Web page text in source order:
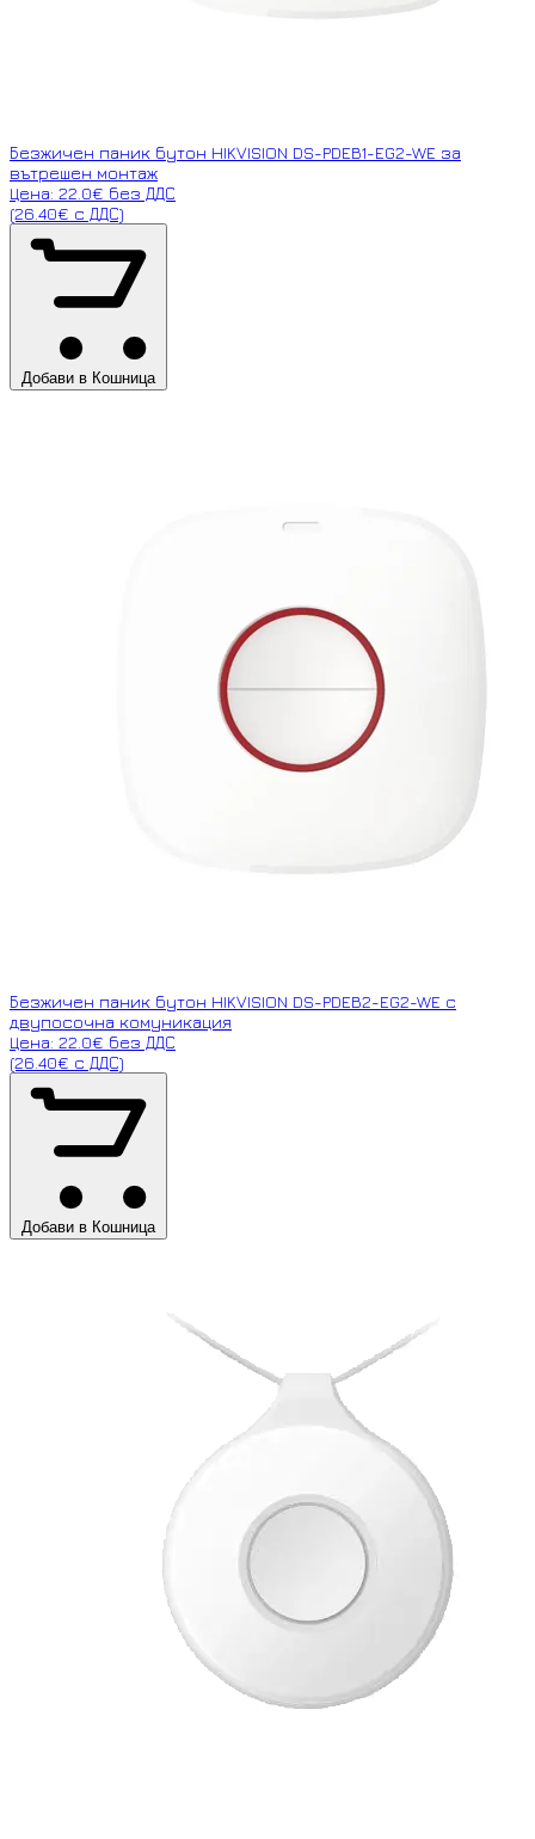
Безжичен паник бутон HIKVISION DS-PDEB1-EG2-WE за
вътрешен монтаж
Цена: 22.0€ без ДДС
(26.40€ с ДДС)
Добави в Кошница
Безжичен паник бутон HIKVISION DS-PDEB2-EG2-WE с
двупосочна комуникация
Цена: 22.0€ без ДДС
(26.40€ с ДДС)
Добави в Кошница